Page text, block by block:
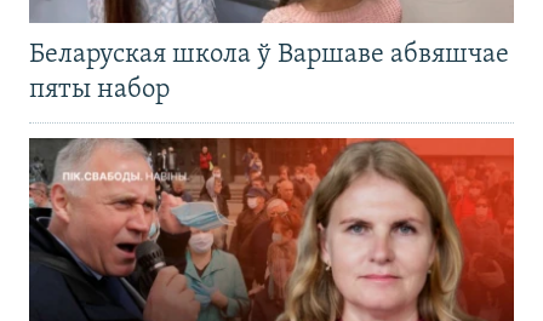
Беларуская школа ў Варшаве абвяшчае
пяты набор